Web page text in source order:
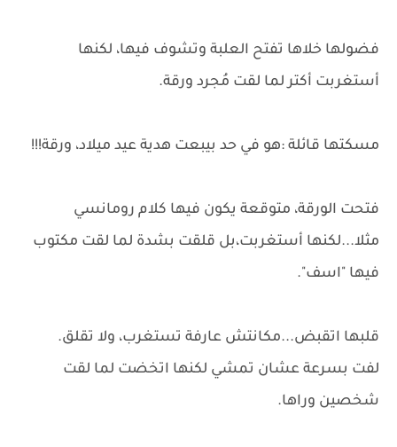
فضولها خلاها تفتح العلبة وتشوف فيها، لكنها
أستغربت أكتر لما لقت مُجرد ورقة.
مسكتها قائلة :هو في حد بيبعت هدية عيد ميلاد، ورقة!!!
فتحت الورقة، متوقعة يكون فيها كلام رومانسي
مثلا...لكنها أستغربت،بل قلقت بشدة لما لقت مكتوب
فيها "اسف".
قلبها اتقبض...مكانتش عارفة تستغرب، ولا تقلق.
لفت بسرعة عشان تمشي لكنها اتخضت لما لقت
شخصين وراها.